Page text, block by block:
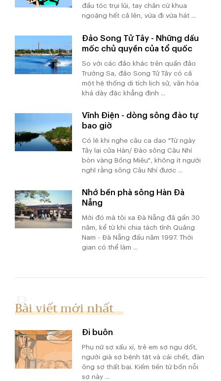
đầu tóc trụi lủi, tay chân cứ khua
ngoặng hết cả lên, vừa đi vừa hát ...
Đảo Song Tử Tây - Những dấu
mốc chủ quyền của tổ quốc
So với các đảo khác trên quần đảo
Trường Sa, đảo Song Tử Tây có cả
một hệ thống di tích lịch sử, văn hóa
khá dày đặc khẳng định ...
Vĩnh Điện - dòng sông đào tự
bao giờ
Có lẽ khi nghe câu ca dao "Từ ngày
Tây lại cửa Hàn/ Đào sông Câu Nhí
bòn vàng Bồng Miêu", không ít người
nghĩ rằng sông Câu Nhí được ...
Nhớ bến phà sông Hàn Đà
Nẵng
Mới đó mà tôi xa Đà Nẵng đã gần 30
năm, kể từ khi chia tách tỉnh Quảng
Nam - Đà Nẵng đầu năm 1997. Thời
gian có thể làm ...
Bài viết mới nhất
Đi buôn
Phụ nữ sợ xấu xí, trẻ em sợ ngu dốt,
người già sợ bệnh tật và cái chết, đàn
ông sợ thất bại. Kiếm tiền từ bốn nỗi
sợ này ...